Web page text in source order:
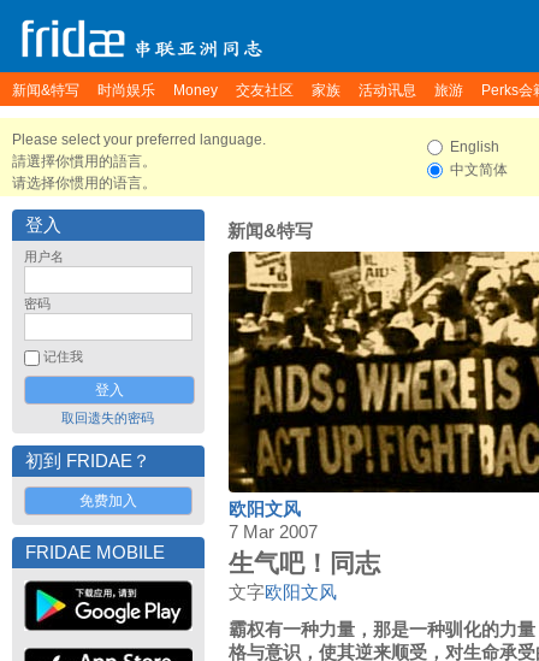
新闻&特写 时尚娱乐 Money 交友社区 家族 活动讯息 旅游 Perks会
Please select your preferred language.
請選擇你慣用的語言。
请选择你惯用的语言。
English
中文简体
登入
用户名
密码
记住我
取回遗失的密码
初到 FRIDAE？
免费加入
FRIDAE MOBILE
新闻&特写
欧阳文风
7 Mar 2007
生气吧！同志
文字欧阳文风
霸权有一种力量，那是一种驯化的力
格与意识，使其逆来顺受，对生命承